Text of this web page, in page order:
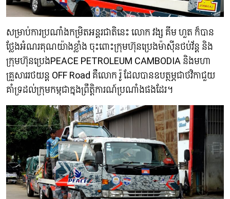
សម្រាប់ការប្រណាំងកម្រិតអន្តរជាតិនេះ លោក វង្ស គីម ហួត ក៏បាន
ថ្លែងអំណរគុណយ៉ាងខ្លាំង ចុះពោះក្រុមហ៊ុនប្រេងម៉ាស៊ីនថប់វ័ន្ត និង
ក្រុមហ៊ុនប្រេងPEACE PETROLEUM CAMBODIA និងមហា
គ្រួសាររថយន្ត OFF Road គឺលោក រ៉ូ ដែលបានឧបត្ថម្ភជាថវិកាជួយ
គាំទ្រដល់ក្រុមកម្ពុជាក្នុងព្រឹត្តិការណ៍ប្រណាំងផងដែរ។